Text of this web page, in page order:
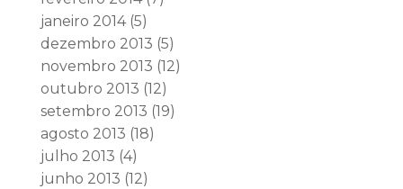
janeiro 2014(5)
dezembro 2013 (5)
novembro 2013 (12)
outubro 2013 (12)
setembro 2013 (19)
agosto 2013 (18)
julho 2013 (4)
junho 2013 (12)